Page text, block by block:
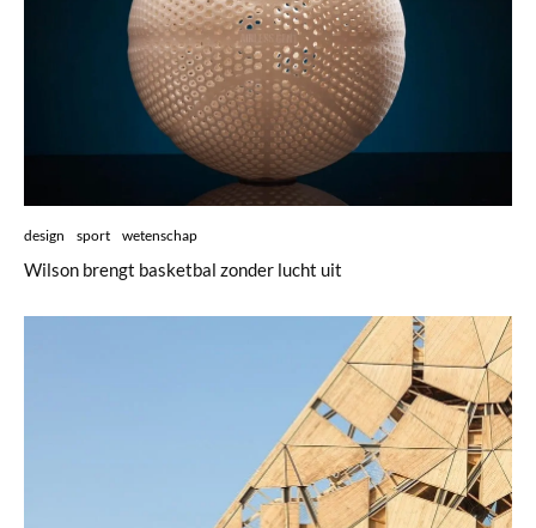
design sport wetenschap
Wilson brengt basketbal zonder lucht uit